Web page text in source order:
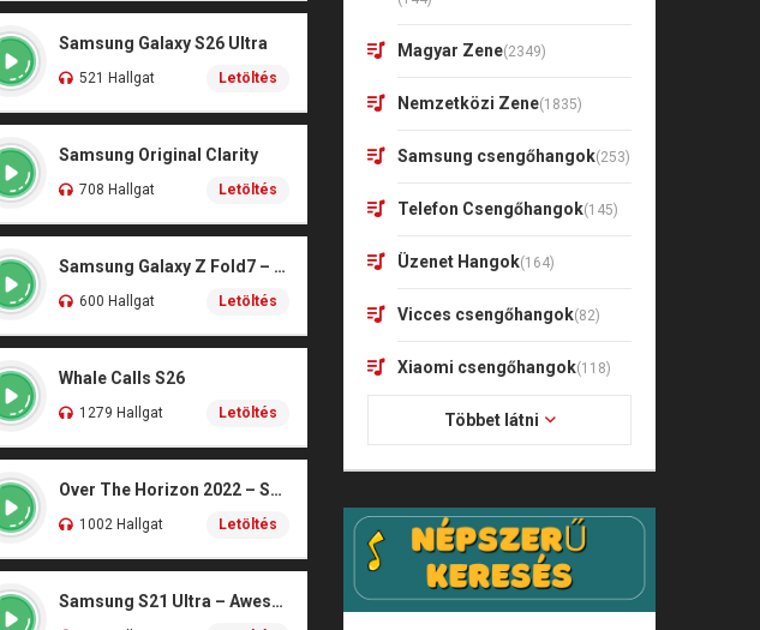
Samsung Galaxy S26 Ultra
521 Hallgat Letöltés
Samsung Original Clarity
708 Hallgat Letöltés
Samsung Galaxy Z Fold7 – Aurora
600 Hallgat Letöltés
Whale Calls S26
1279 Hallgat Letöltés
Over The Horizon 2022 – SUGA (BTS)
1002 Hallgat Letöltés
Samsung S21 Ultra – Awesome Classic Bells
Magyar Zene(2349)
Nemzetközi Zene(1835)
Samsung csengőhangok(253)
Telefon Csengőhangok(145)
Üzenet Hangok(164)
Vicces csengőhangok(82)
Xiaomi csengőhangok(118)
Többet látni